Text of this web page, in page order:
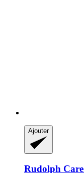
Ajouter
Rudolph Care